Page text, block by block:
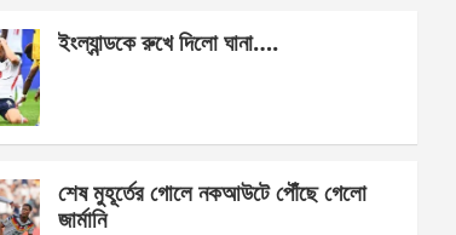
ইংল্যান্ডকে রুখে দিলো ঘানা….
শেষ মুহূর্তের গোলে নকআউটে পৌঁছে গেলো
জার্মানি